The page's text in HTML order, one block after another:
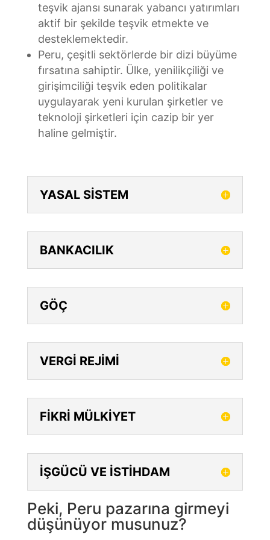
teşvik ajansı sunarak yabancı yatırımları
aktif bir şekilde teşvik etmekte ve
desteklemektedir.
Peru, çeşitli sektörlerde bir dizi büyüme
fırsatına sahiptir. Ülke, yenilikçiliği ve
girişimciliği teşvik eden politikalar
uygulayarak yeni kurulan şirketler ve
teknoloji şirketleri için cazip bir yer
haline gelmiştir.
YASAL SİSTEM
BANKACILIK
GÖÇ
VERGİ REJİMİ
FİKRİ MÜLKİYET
İŞGÜCÜ VE İSTİHDAM
Peki, Peru pazarına girmeyi
düşünüyor musunuz?